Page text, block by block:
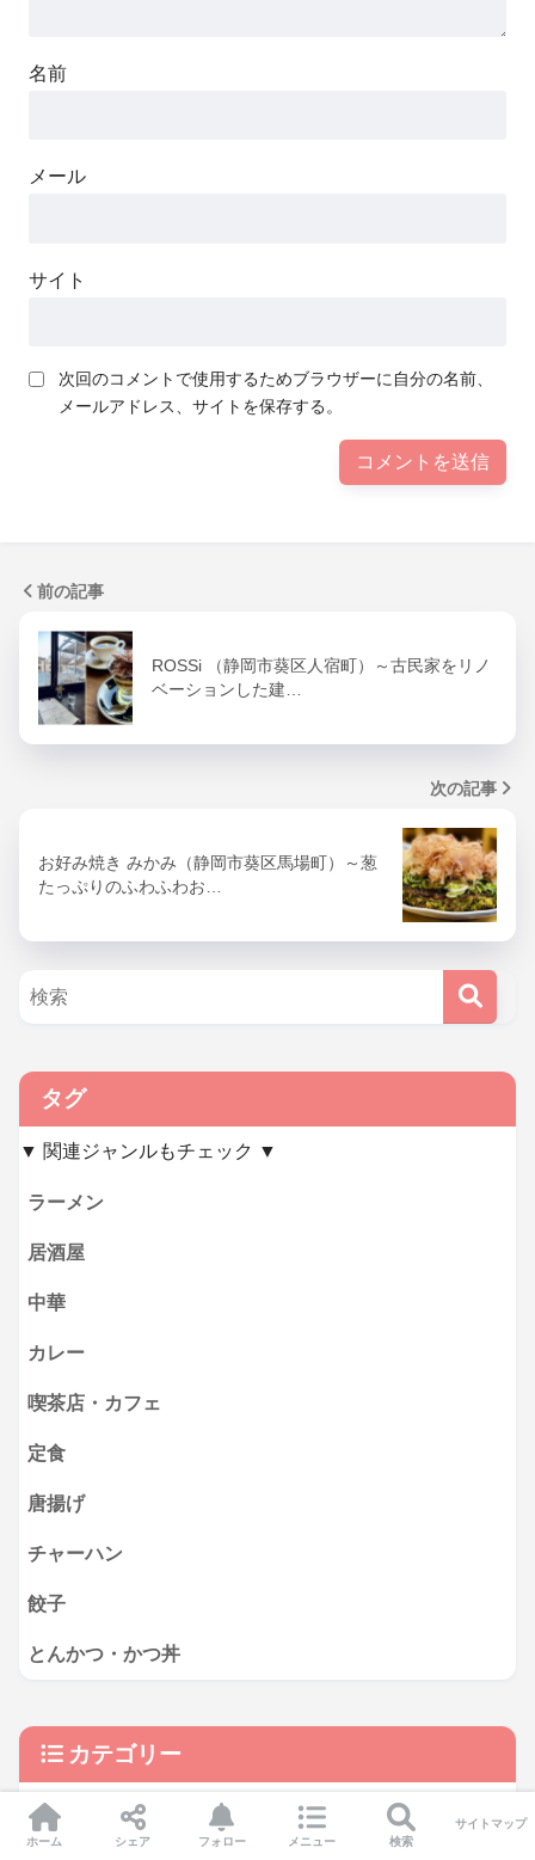
名前
メール
サイト
次回のコメントで使用するためブラウザーに自分の名前、
メールアドレス、サイトを保存する。
前の記事
ROSSi （静岡市葵区人宿町）～古民家をリノ
ベーションした建…
次の記事
お好み焼き みかみ（静岡市葵区馬場町）～葱
たっぷりのふわふわお…
タグ
▼ 関連ジャンルもチェック ▼
ラーメン
居酒屋
中華
カレー
喫茶店・カフェ
定食
唐揚げ
チャーハン
餃子
とんかつ・かつ丼
カテゴリー
静岡グルメ特集
ホーム シェア フォロー メニュー 検索
サイトマップ